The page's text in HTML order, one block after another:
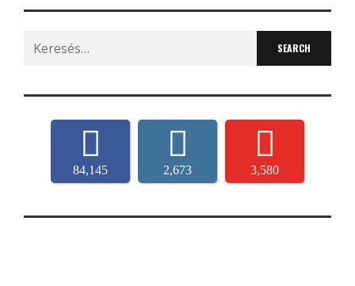
Search
for:
84,145 2,673 3,580